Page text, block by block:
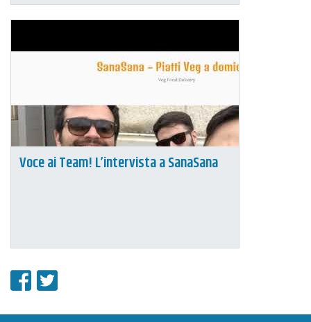
Voce ai Team! L’intervista a SanaSana
Condividi su Facebook
Condividi su Twitter